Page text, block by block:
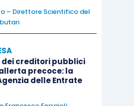
pari al 100%).
ai sensi di quanto previsto
decreto ministeriale:
entrate, qualora accerti
sia in tutto o in parte
– Direttore Scientifico del
dei creditori pubblici
precoce: la
delle Entrate